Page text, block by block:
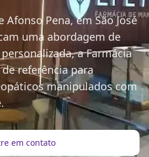
Afonso Pena, em São José
uma abordagem de
a Farmácia
referência para
manipulados com
em contato